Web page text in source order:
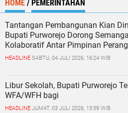
HOME / PEMERINTAHAN
Tantangan Pembangunan Kian
Bupati Purworejo Dorong
Kolaboratif Antar Pimpinan
Daerah
HEADLINE SABTU, 04 JULI 2026, 16:24 WIB
Libur Sekolah, Bupati Purworejo
WFA/WFH bagi
HEADLINE JUMAT, 03 JULI 2026, 13:59 WIB